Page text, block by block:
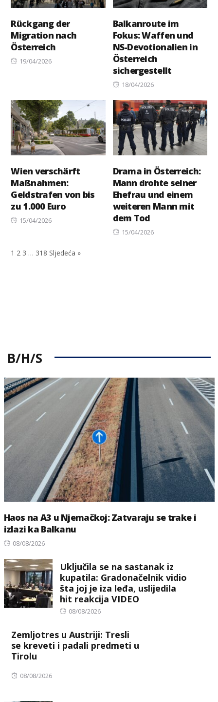
Rückgang der
Migration nach
Österreich
Posted
19/04/2026
Balkanroute im
Fokus: Waffen und
NS-Devotionalien in
Österreich
sichergestellt
Posted
18/04/2026
Wien verschärft
Maßnahmen:
Geldstrafen von bis
zu 1.000 Euro
Posted
15/04/2026
Drama in Österreich:
Mann drohte seiner
Ehefrau und einem
weiteren Mann mit
dem Tod
Posted
15/04/2026
1 2 3 … 318 Sljedeća »
B/H/S
Haos na A3 u Njemačkoj: Zatvaraju se trake i
izlazi ka Balkanu
Posted
08/08/2026
Uključila se na sastanak iz
kupatila: Gradonačelnik vidio
šta joj je iza leđa, uslijedila
hit reakcija VIDEO
Posted
08/08/2026
Zemljotres u Austriji: Tresli
se kreveti i padali predmeti u
Tirolu
Posted
08/08/2026